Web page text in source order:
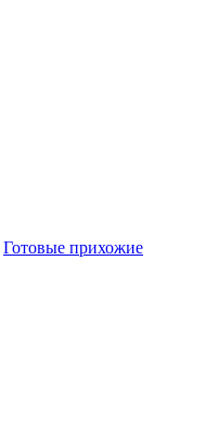
Готовые прихожие